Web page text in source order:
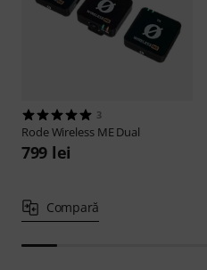
3
RodeWireless ME Dual
799 lei
Compară